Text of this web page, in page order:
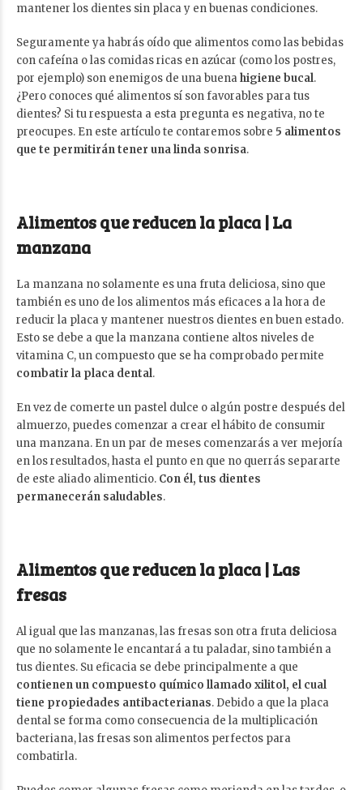
mantener los dientes sin placa y en buenas condiciones.
Seguramente ya habrás oído que alimentos como las bebidas
con cafeína o las comidas ricas en azúcar (como los postres,
por ejemplo) son enemigos de una buenahigiene bucal.
¿Pero conoces qué alimentos sí son favorables para tus
dientes? Si tu respuesta a esta pregunta es negativa, no te
preocupes. En este artículo te contaremos sobre 5 alimentos
que te permitirán tener una linda sonrisa.
Alimentos que reducen la placa | La
manzana
La manzana no solamente es una fruta deliciosa, sino que
también es uno de los alimentos más eficaces a la hora de
reducir la placa y mantener nuestros dientes en buen estado.
Esto se debe a que la manzana contiene altos niveles de
vitamina C, un compuesto que se ha comprobado permite
combatir la placa dental.
En vez de comerte un pastel dulce o algún postre después del
almuerzo, puedes comenzar a crear el hábito de consumir
una manzana. En un par de meses comenzarás a ver mejoría
en los resultados, hasta el punto en que no querrás separarte
de este aliado alimenticio. Con él, tus dientes
permanecerán saludables.
Alimentos que reducen la placa | Las
fresas
Al igual que las manzanas, las fresas son otra fruta deliciosa
que no solamente le encantará a tu paladar, sino también a
tus dientes. Su eficacia se debe principalmente a que
contienen un compuesto químico llamado xilitol, el cual
tiene propiedades antibacterianas. Debido a que la placa
dental se forma como consecuencia de la multiplicación
bacteriana, las fresas son alimentos perfectos para
combatirla.